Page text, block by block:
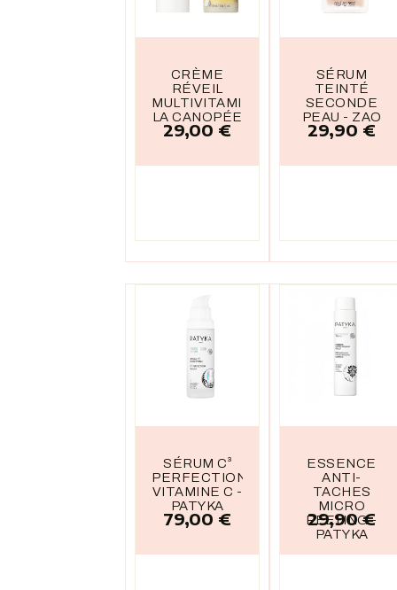
CRÈME
RÉVEIL
MULTIVITAMINÉE
LA CANOPÉE
Prix
29,00 €
SÉRUM
TEINTÉ
SECONDE
PEAU - ZAO
Prix
29,90 €
SÉRUM C³
PERFECTION
VITAMINE C -
PATYKA
Prix
79,00 €
ESSENCE
ANTI-
TACHES
MICRO
PEELING -
PATYKA
Prix
29,90 €